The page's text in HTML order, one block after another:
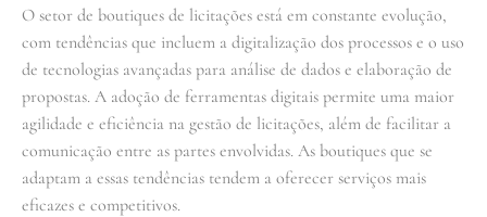
O setor de boutiques de licitações está em constante evolução,
com tendências que incluem a digitalização dos processos e o uso
de tecnologias avançadas para análise de dados e elaboração de
propostas. A adoção de ferramentas digitais permite uma maior
agilidade e eficiência na gestão de licitações, além de facilitar a
comunicação entre as partes envolvidas. As boutiques que se
adaptam a essas tendências tendem a oferecer serviços mais
eficazes e competitivos.